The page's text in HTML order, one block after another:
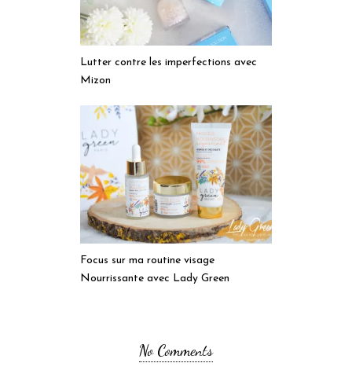
Lutter contre les imperfections avec
Mizon
Focus sur ma routine visage
Nourrissante avec Lady Green
No Comments